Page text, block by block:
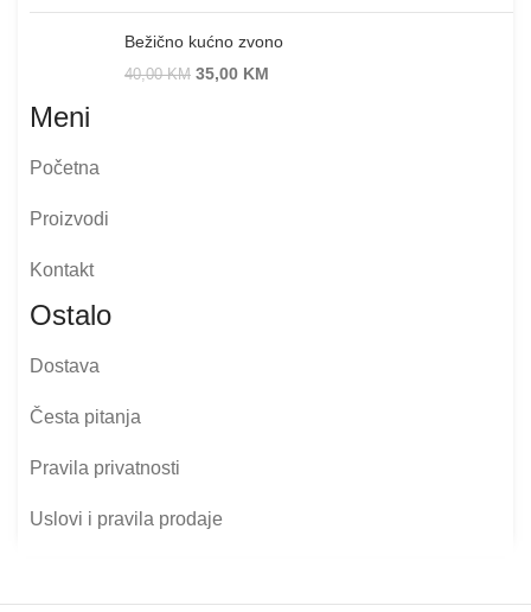
Bežično kućno zvono
40,00KM 35,00 KM
Meni
Početna
Proizvodi
Kontakt
Ostalo
Dostava
Česta pitanja
Pravila privatnosti
Uslovi i pravila prodaje